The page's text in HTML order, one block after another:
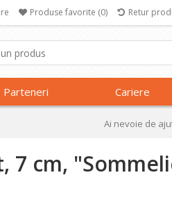
Produse favorite (0) Retur
Parteneri Cariere
Ai nevoie de
7 cm,